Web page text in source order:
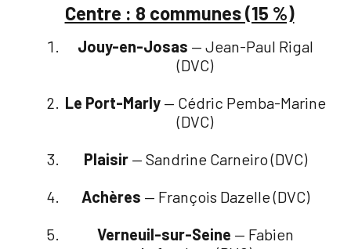
Centre : 8 communes (15 %)
Jouy-en-Josas — Jean-Paul Rigal
(DVC)
Le Port-Marly— Cédric Pemba-Marine
(DVC)
Plaisir— Sandrine Carneiro (DVC)
Achères — François Dazelle (DVC)
Verneuil-sur-Seine — Fabien